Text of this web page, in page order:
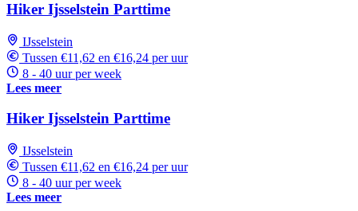
Hiker Ijsselstein Parttime
IJsselstein
Tussen €11,62 en €16,24 per uur
8 - 40 uur per week
Lees meer
Hiker Ijsselstein Parttime
IJsselstein
Tussen €11,62 en €16,24 per uur
8 - 40 uur per week
Lees meer